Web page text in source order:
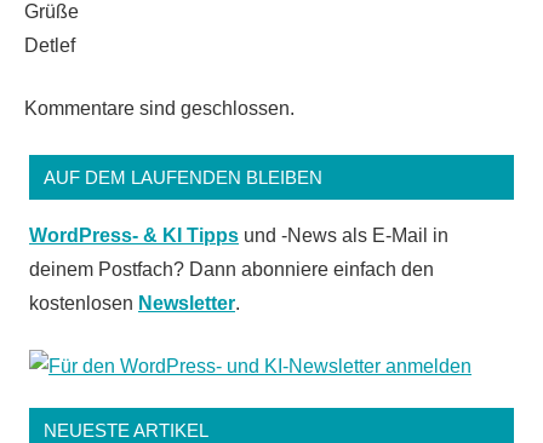
Grüße
Detlef
Kommentare sind geschlossen.
AUF DEM LAUFENDEN BLEIBEN
WordPress- & KI Tipps und -News als E-Mail in
deinem Postfach? Dann abonniere einfach den
kostenlosen Newsletter.
NEUESTE ARTIKEL